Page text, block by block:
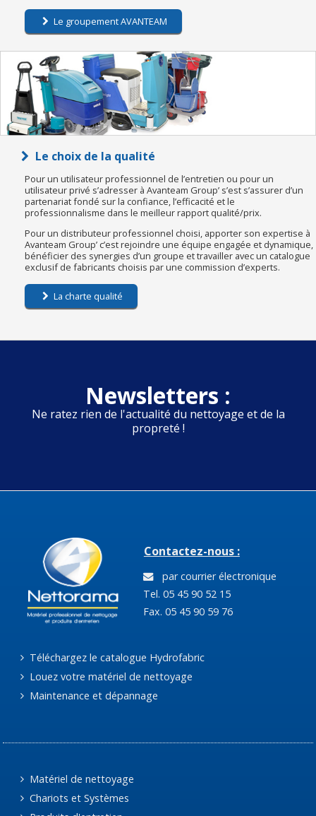
Le groupement AVANTEAM
Le choix de la qualité
Pour un utilisateur professionnel de l’entretien ou pour un
utilisateur privé s’adresser à Avanteam Group’ s’est s’assurer d’un
partenariat fondé sur la confiance, l’efficacité et le
professionnalisme dans le meilleur rapport qualité/prix.
Pour un distributeur professionnel choisi, apporter son expertise à
Avanteam Group’ c’est rejoindre une équipe engagée et dynamique,
bénéficier des synergies d’un groupe et travailler avec un catalogue
exclusif de fabricants choisis par une commission d’experts.
La charte qualité
Newsletters :
Ne ratez rien de l'actualité du nettoyage et de la
propreté !
Contactez-nous :
par courrier électronique
Tel. 05 45 90 52 15
Fax. 05 45 90 59 76
Téléchargez le catalogue Hydrofabric
Louez votre matériel de nettoyage
Maintenance et dépannage
Matériel de nettoyage
Chariots et Systèmes